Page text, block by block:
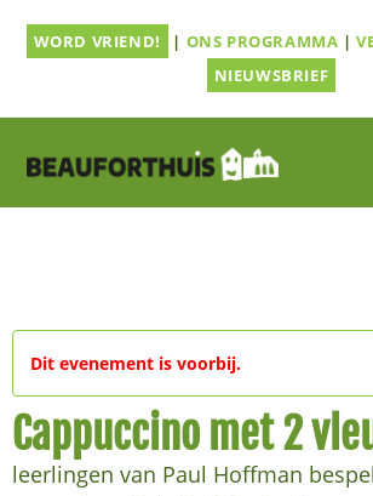
naarWORD VRIEND! | ONS PROGRAMMA |
NIEUWSBRIEF
Dit evenement is voorbij.
Cappuccino met 2
leerlingen van Paul Hoffman